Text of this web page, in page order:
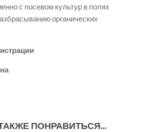
с посевом культур в полях
органических
ПОНРАВИТЬСЯ...